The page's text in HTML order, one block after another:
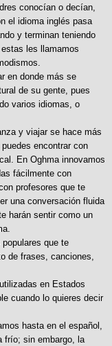
conocían o decían,
el idioma inglés pasa
y terminan teniendo
les llamamos
en donde más se
de su gente, pues
varios idiomas, o
y viajar se hace más
encontrar con
En Oghma innovamos
fácilmente con
profesores que te
una conversación fluida
harán sentir como un
que te
de frases, canciones,
en Estados
cuando lo quieres decir
hasta en el español,
frío; sin embargo, la